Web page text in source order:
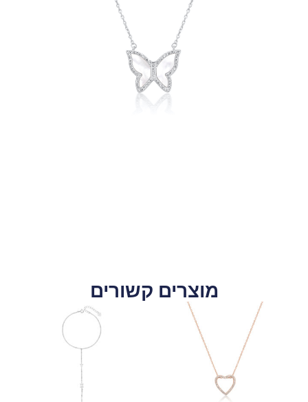
מוצרים קשורים